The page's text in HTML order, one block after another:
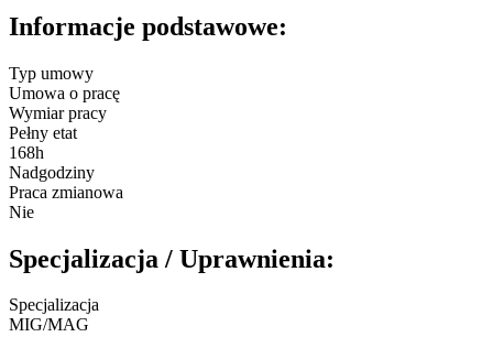
Informacje podstawowe:
Typ umowy
Umowa o pracę
Wymiar pracy
Pełny etat
168h
Nadgodziny
Praca zmianowa
Nie
Specjalizacja / Uprawnienia:
Specjalizacja
MIG/MAG